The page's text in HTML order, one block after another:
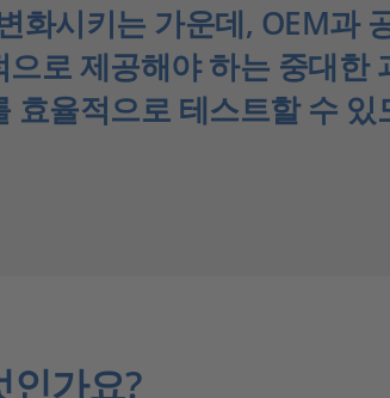
화시키는 가운데, OEM과
로 제공해야 하는 중대한
율적으로 테스트할 수
인가요?